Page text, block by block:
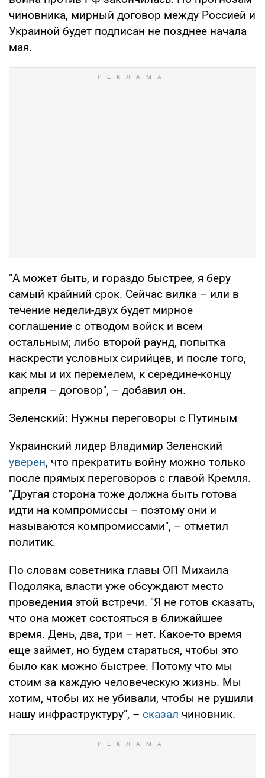
чиновника, мирный договор между Россией и
Украиной будет подписан не позднее начала
мая.
"А может быть, и гораздо быстрее, я беру
самый крайний срок. Сейчас вилка – или в
течение недели-двух будет мирное
соглашение с отводом войск и всем
остальным; либо второй раунд, попытка
наскрести условных сирийцев, и после того,
как мы и их перемелем, к середине-концу
апреля – договор", – добавил он.
Зеленский: Нужны переговоры с Путиным
Украинский лидер Владимир Зеленский
уверен, что прекратить войну можно только
после прямых переговоров с главой Кремля.
"Другая сторона тоже должна быть готова
идти на компромиссы – поэтому они и
называются компромиссами", – отметил
политик.
По словам советника главы ОП Михаила
Подоляка, власти уже обсуждают место
проведения этой встречи. "Я не готов сказать,
что она может состояться в ближайшее
время. День, два, три – нет. Какое-то время
еще займет, но будем стараться, чтобы это
было как можно быстрее. Потому что мы
стоим за каждую человеческую жизнь. Мы
хотим, чтобы их не убивали, чтобы не рушили
нашу инфраструктуру", – сказал чиновник.